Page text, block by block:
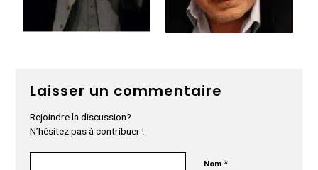
Laisser un commentaire
Rejoindre la discussion?
N’hésitez pas à contribuer !
Nom*